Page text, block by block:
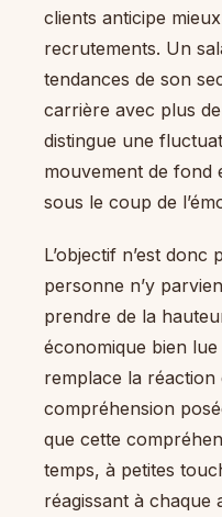
clients anticipe
recrutements. Un
tendances de son
carrière avec plus
distingue une
mouvement de fond
sous le coup de
L’objectif n’est
personne n’y
prendre de la
économique bien
remplace la
compréhension
que cette
temps, à petites
réagissant à chaque